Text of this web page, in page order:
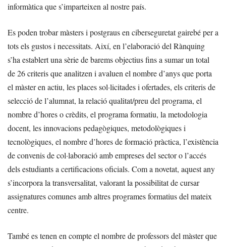
informàtica que s’imparteixen al nostre país.
Es poden trobar màsters i postgraus en ciberseguretat gairebé per a
tots els gustos i necessitats. Així, en l’elaboració del Rànquing
s’ha establert una sèrie de barems objectius fins a sumar un total
de 26 criteris que analitzen i avaluen el nombre d’anys que porta
el màster en actiu, les places sol·licitades i ofertades, els criteris de
selecció de l’alumnat, la relació qualitat/preu del programa, el
nombre d’hores o crèdits, el programa formatiu, la metodologia
docent, les innovacions pedagògiques, metodològiques i
tecnològiques, el nombre d’hores de formació pràctica, l’existència
de convenis de col·laboració amb empreses del sector o l’accés
dels estudiants a certificacions oficials. Com a novetat, aquest any
s’incorpora la transversalitat, valorant la possibilitat de cursar
assignatures comunes amb altres programes formatius del mateix
centre.
També es tenen en compte el nombre de professors del màster que